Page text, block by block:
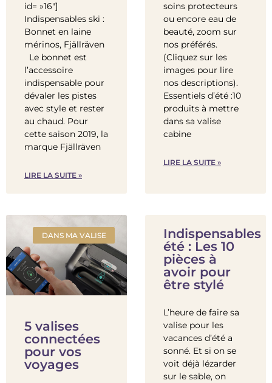
id= »16″]
Indispensables ski :
Bonnet en laine
mérinos, Fjällräven
Le bonnet est
l’accessoire
indispensable pour
dévaler les pistes
avec style et rester
au chaud. Pour
cette saison 2019, la
marque Fjällräven
LIRE LA SUITE »
soins protecteurs
ou encore eau de
beauté, zoom sur
nos préférés.
(Cliquez sur les
images pour lire
nos descriptions).
Essentiels d’été :10
produits à mettre
dans sa valise
cabine
LIRE LA SUITE »
DANS MA VALISE
5 valises
connectées
pour vos
voyages
Indispensables
été : Les 10
pièces à
avoir pour
être stylé
L’heure de faire sa
valise pour les
vacances d’été a
sonné. Et si on se
voit déjà lézarder
sur le sable, on